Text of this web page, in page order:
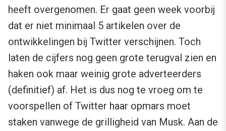
heeft overgenomen. Er gaat geen week voorbij
dat er niet minimaal 5 artikelen over de
ontwikkelingen bij Twitter verschijnen. Toch
laten de cijfers nog geen grote terugval zien en
haken ook maar weinig grote adverteerders
(definitief) af. Het is dus nog te vroeg om te
voorspellen of Twitter haar opmars moet
staken vanwege de grilligheid van Musk. Aan de